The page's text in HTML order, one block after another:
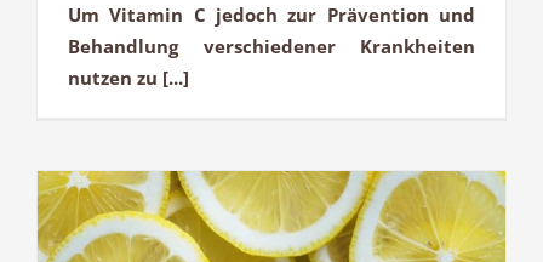
Um Vitamin C jedoch zur Prävention und
Behandlung verschiedener Krankheiten
nutzen zu [...]